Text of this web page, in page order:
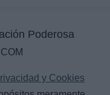
Poderosa
y Cookies